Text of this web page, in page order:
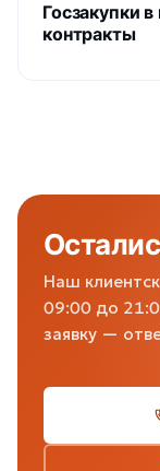
Госзакупки
контракты
Наш
09:00 до
заявку —